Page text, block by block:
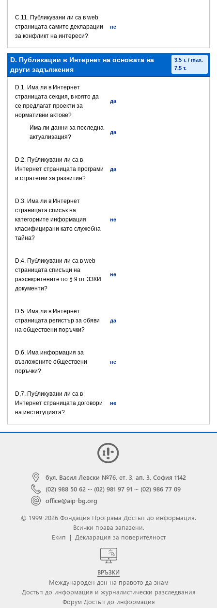
C.11. Публикувани ли са в web
страницата самите декларации
за конфликт на интереси?
не
D. Публикации в Интернет на основата на
други задължения
3.5 т. / max.
7.5 т.
D.1. Има ли в Интернет
страницата секция, в която да
се предлагат проекти за
нормативни актове?
да
Има ли данни за последна
актуализация?
да
D.2. Публикувани ли са в
Интернет страницата програми
и стратегии за развитие?
да
D.3. Има ли в Интернет
страницата списък на
категориите информация
класифицирани като служебна
тайна?
не
D.4. Публикувани ли са в web
страницата списъци на
разсекретените по § 9 от ЗЗКИ
документи?
не
D.5. Има ли в Интернет
страницата регистър за обяви
на обществени поръчки?
да
D.6. Има информация за
възложените обществени
поръчки?
не
D.7. Публикувани ли са в
Интернет страницата договори
на институцията?
не
бул. Васил Левски №76, ет. 3, ап. 3, София 1142
(02) 988 50 62 ··· (02) 981 97 91 ··· (02) 986 77 09
office@aip-bg.org
© 1999-2026 Фондация Програма Достъп до информация.
Всички права запазени.
Екип | Декларация за поверителност
ВРЪЗКИ
Международен ден на правото да знам
Достъп до информация и журналистически разследвания
Форум Достъп до информация